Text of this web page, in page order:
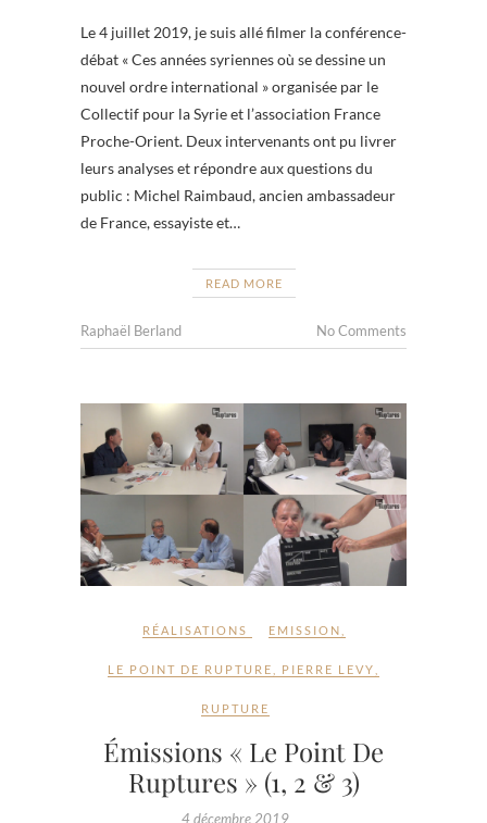
Le 4 juillet 2019, je suis allé filmer la conférence-
débat « Ces années syriennes où se dessine un
nouvel ordre international » organisée par le
Collectif pour la Syrie et l’association France
Proche-Orient. Deux intervenants ont pu livrer
leurs analyses et répondre aux questions du
public : Michel Raimbaud, ancien ambassadeur
de France, essayiste et…
READ MORE
Raphaël Berland No Comments
RÉALISATIONS EMISSION
LE POINT DE RUPTURE PIERRE LEVY
RUPTURE
Émissions « Le Point De
Ruptures » (1, 2 & 3)
4 décembre 2019